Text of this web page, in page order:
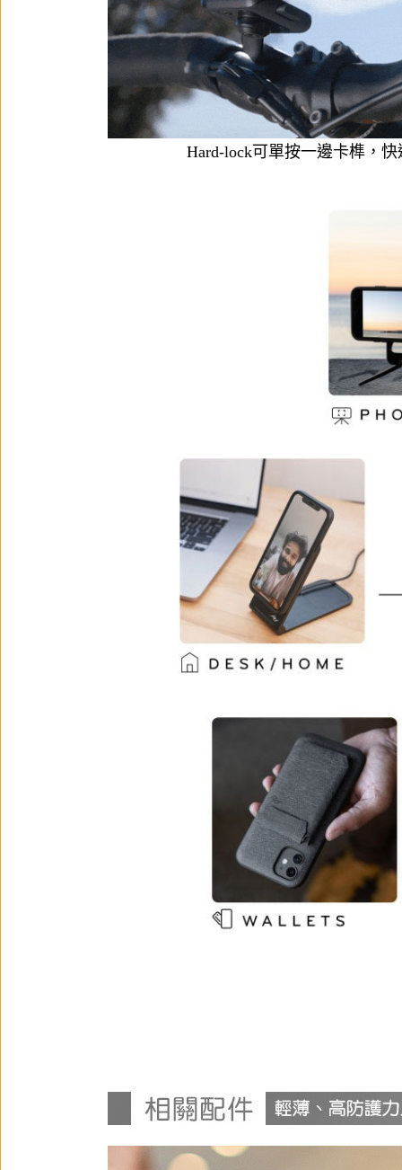
Hard-lock可單按一邊卡榫，